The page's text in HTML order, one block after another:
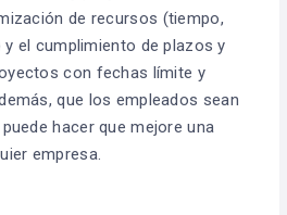
de recursos (tiempo,
el cumplimiento de plazos y
con fechas límite y
que los empleados sean
hacer que mejore una
empresa.